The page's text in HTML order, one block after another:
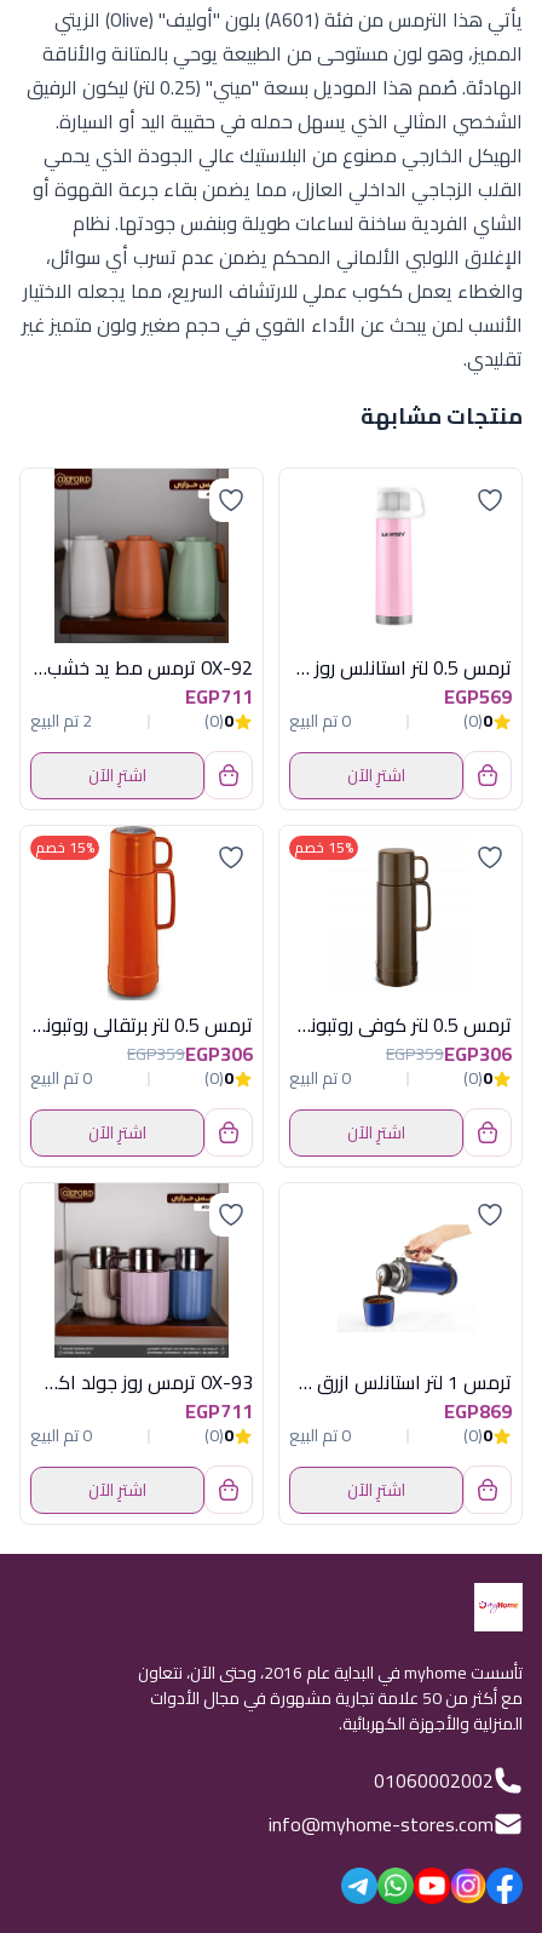
يأتي هذا الترمس من فئة (A601) بلون "أوليف" (Olive) الزيتي
المميز، وهو لون مستوحى من الطبيعة يوحي بالمتانة والأناقة
الهادئة. صُمم هذا الموديل بسعة "ميني" (0.25 لتر) ليكون الرفيق
الشخصي المثالي الذي يسهل حمله في حقيبة اليد أو السيارة.
الهيكل الخارجي مصنوع من البلاستيك عالي الجودة الذي يحمي
القلب الزجاجي الداخلي العازل، مما يضمن بقاء جرعة القهوة أو
الشاي الفردية ساخنة لساعات طويلة وبنفس جودتها. نظام
الإغلاق اللولبي الألماني المحكم يضمن عدم تسرب أي سوائل،
والغطاء يعمل ككوب عملي للارتشاف السريع، مما يجعله الاختيار
الأنسب لمن يبحث عن الأداء القوي في حجم صغير ولون متميز غير
تقليدي.
منتجات مشابهة
ترمس 0.5 لتر استانلس روز + كوب
EGP569
0
(0)
0 تم البيع
اشترِ الآن
OX-92 ترمس مط يد خشب اكسفورد
EGP711
0
(0)
2 تم البيع
اشترِ الآن
15% خصم
ترمس 0.5 لتر كوفى روتبونكت المانى
EGP306
EGP359
0
(0)
0 تم البيع
اشترِ الآن
15% خصم
ترمس 0.5 لتر برتقالى روتبونكت المانى
EGP306
EGP359
0
(0)
0 تم البيع
اشترِ الآن
ترمس 1 لتر استانلس ازرق + كوب
EGP869
0
(0)
0 تم البيع
اشترِ الآن
OX-93 ترمس روز جولد اكسفورد
EGP711
0
(0)
0 تم البيع
اشترِ الآن
تأسست myhome في البداية عام 2016، وحتى الآن، نتعاون
مع أكثر من 50 علامة تجارية مشهورة في مجال الأدوات
المنزلية والأجهزة الكهربائية.
01060002002
info@myhome-stores.com